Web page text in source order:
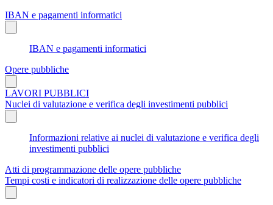
IBAN e pagamenti informatici
IBAN e pagamenti informatici
Opere pubbliche
LAVORI PUBBLICI
Nuclei di valutazione e verifica degli investimenti pubblici
Informazioni relative ai nuclei di valutazione e verifica degli
investimenti pubblici
Atti di programmazione delle opere pubbliche
Tempi costi e indicatori di realizzazione delle opere pubbliche